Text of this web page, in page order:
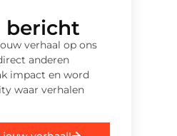
bericht
verhaal op ons
anderen
impact en word
waar verhalen